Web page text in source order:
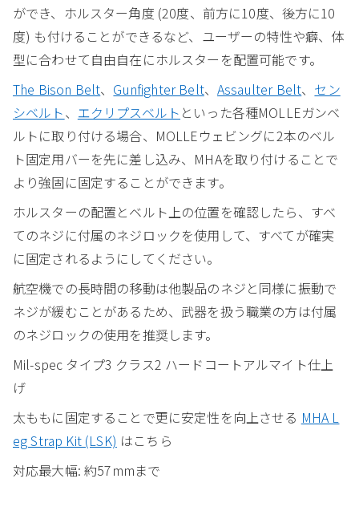
ができ、ホルスター角度 (20度、前方に10度、後方に10
度) も付けることができるなど、ユーザーの特性や癖、体
型に合わせて自由自在にホルスターを配置可能です。
The Bison Belt、 Gunfighter Belt、 Assaulter Belt、 セン
シベルト、 エクリプスベルト といった各種MOLLEガンベ
ルトに取り付ける場合、MOLLEウェビングに2本のベル
ト固定用バーを先に差し込み、MHAを取り付けることで
より強固に固定することができます。
ホルスターの配置とベルト上の位置を確認したら、すべ
てのネジに付属のネジロックを使用して、すべてが確実
に固定されるようにしてください。
航空機での長時間の移動は他製品のネジと同様に振動で
ネジが緩むことがあるため、武器を扱う職業の方は付属
のネジロックの使用を推奨します。
Mil-spec タイプ3 クラス2 ハードコートアルマイト仕上
げ
太ももに固定することで更に安定性を向上させる MHA L
eg Strap Kit (LSK) はこちら
対応最大幅: 約57mmまで